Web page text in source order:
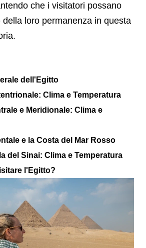
che i visitatori possano
loro permanenza in questa
dell'Egitto
Clima e Temperatura
e Meridionale: Clima e
e la Costa del Mar Rosso
del Sinai: Clima e Temperatura
l'Egitto?